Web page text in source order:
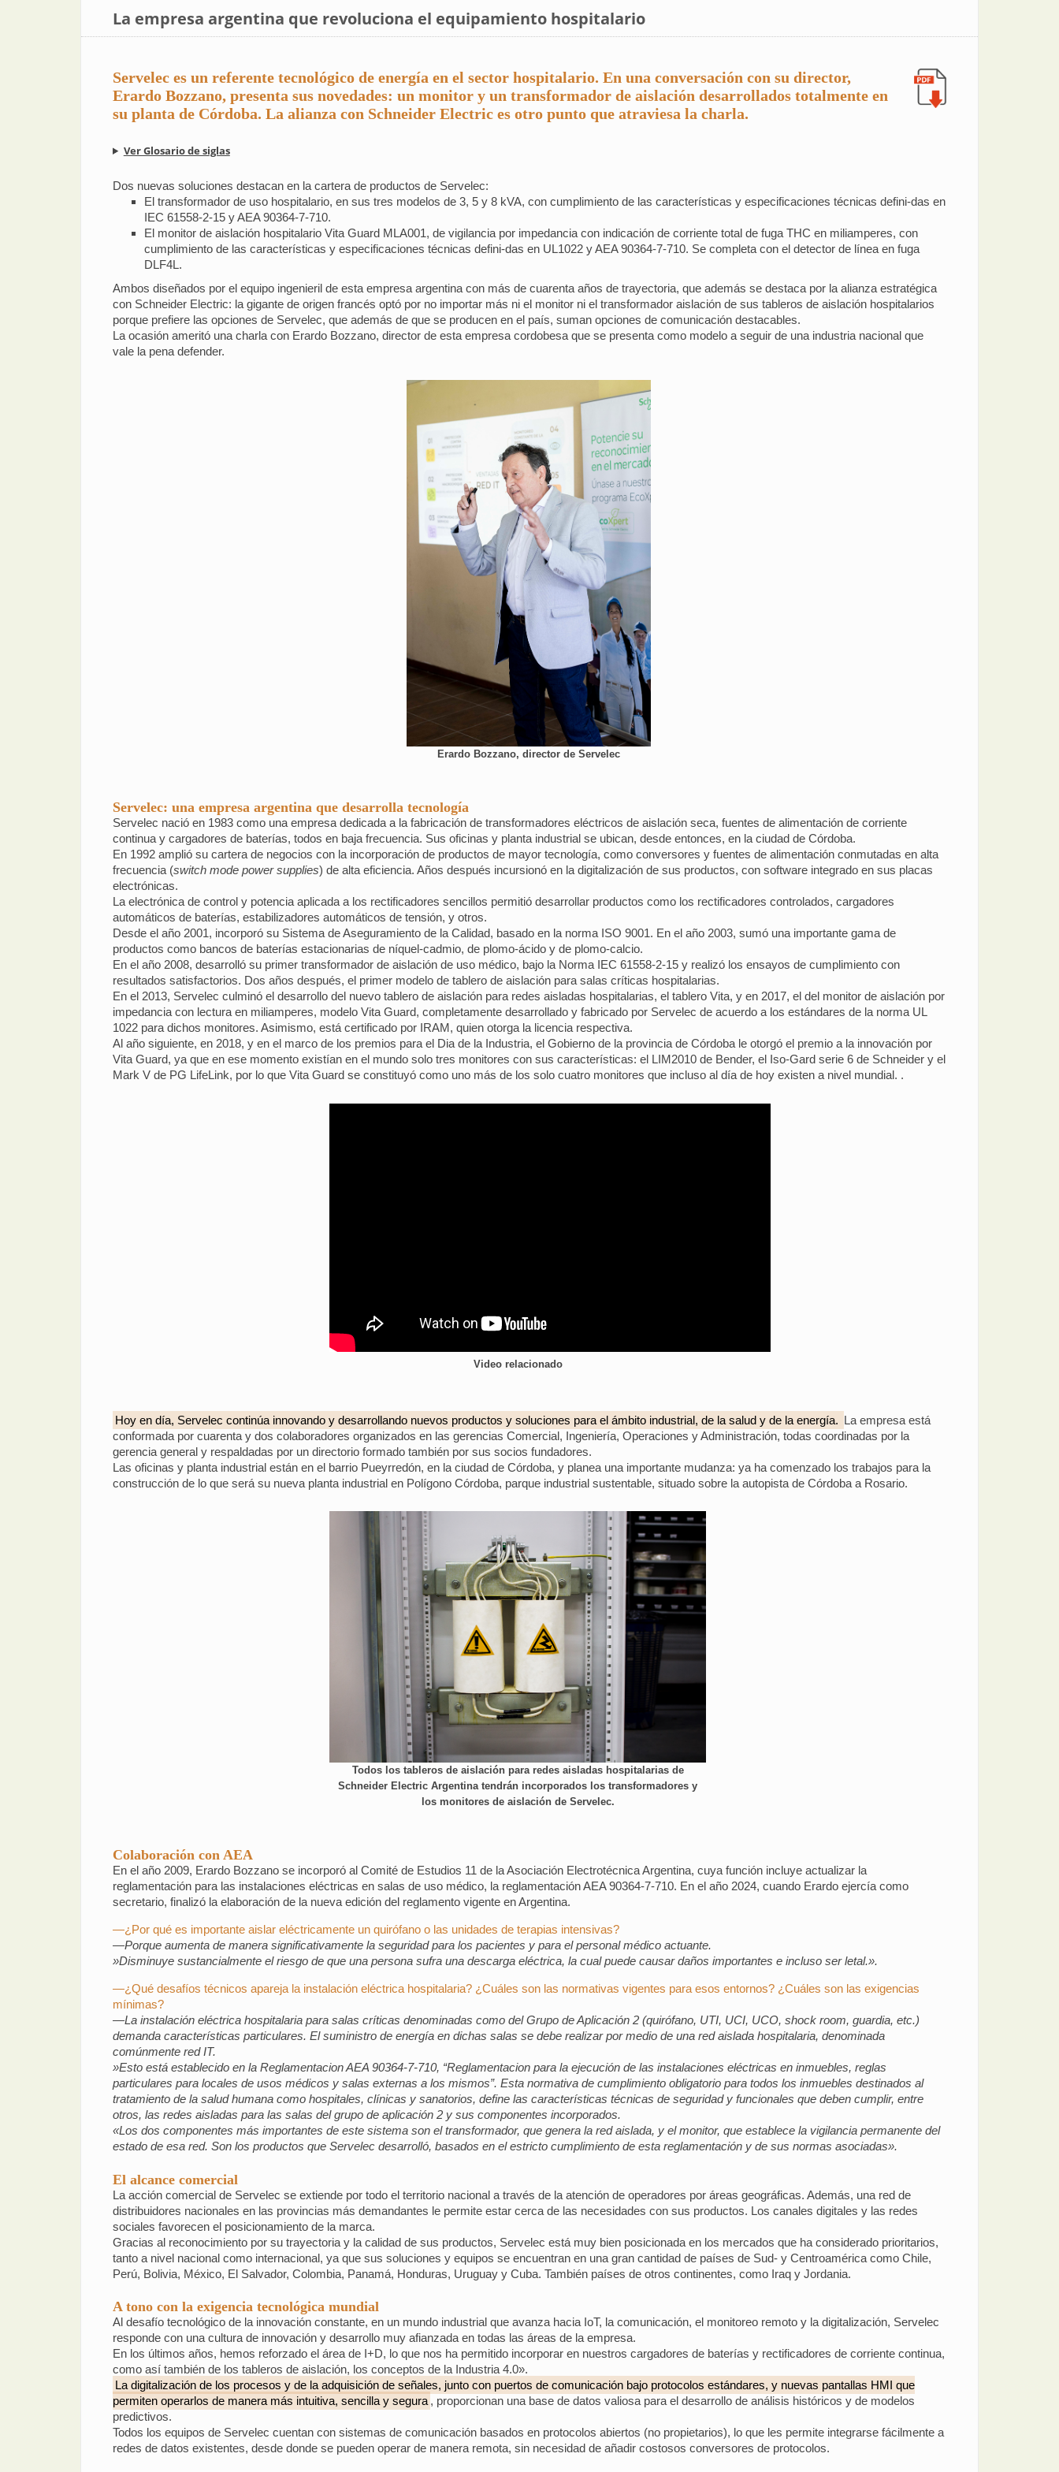
La empresa argentina que revoluciona el equipamiento hospitalario
Servelec es un referente tecnológico de energía en el sector hospitalario. En una conversación con su director,
Erardo Bozzano, presenta sus novedades: un monitor y un transformador de aislación desarrollados totalmente en
su planta de Córdoba. La alianza con Schneider Electric es otro punto que atraviesa la charla.
Ver Glosario de siglas
Dos nuevas soluciones destacan en la cartera de productos de Servelec:
El transformador de uso hospitalario, en sus tres modelos de 3, 5 y 8 kVA, con cumplimiento de las características y especificaciones técnicas defini-das en
IEC 61558-2-15 y AEA 90364-7-710.
El monitor de aislación hospitalario Vita Guard MLA001, de vigilancia por impedancia con indicación de corriente total de fuga THC en miliamperes, con
cumplimiento de las características y especificaciones técnicas defini-das en UL1022 y AEA 90364-7-710. Se completa con el detector de línea en fuga
DLF4L.
Ambos diseñados por el equipo ingenieril de esta empresa argentina con más de cuarenta años de trayectoria, que además se destaca por la alianza estratégica
con Schneider Electric: la gigante de origen francés optó por no importar más ni el monitor ni el transformador aislación de sus tableros de aislación hospitalarios
porque prefiere las opciones de Servelec, que además de que se producen en el país, suman opciones de comunicación destacables.
La ocasión ameritó una charla con Erardo Bozzano, director de esta empresa cordobesa que se presenta como modelo a seguir de una industria nacional que
vale la pena defender.
Erardo Bozzano, director de Servelec
Servelec: una empresa argentina que desarrolla tecnología
Servelec nació en 1983 como una empresa dedicada a la fabricación de transformadores eléctricos de aislación seca, fuentes de alimentación de corriente
continua y cargadores de baterías, todos en baja frecuencia. Sus oficinas y planta industrial se ubican, desde entonces, en la ciudad de Córdoba.
En 1992 amplió su cartera de negocios con la incorporación de productos de mayor tecnología, como conversores y fuentes de alimentación conmutadas en alta
frecuencia (switch mode power supplies) de alta eficiencia. Años después incursionó en la digitalización de sus productos, con software integrado en sus placas
electrónicas.
La electrónica de control y potencia aplicada a los rectificadores sencillos permitió desarrollar productos como los rectificadores controlados, cargadores
automáticos de baterías, estabilizadores automáticos de tensión, y otros.
Desde el año 2001, incorporó su Sistema de Aseguramiento de la Calidad, basado en la norma ISO 9001. En el año 2003, sumó una importante gama de
productos como bancos de baterías estacionarias de níquel-cadmio, de plomo-ácido y de plomo-calcio.
En el año 2008, desarrolló su primer transformador de aislación de uso médico, bajo la Norma IEC 61558-2-15 y realizó los ensayos de cumplimiento con
resultados satisfactorios. Dos años después, el primer modelo de tablero de aislación para salas críticas hospitalarias.
En el 2013, Servelec culminó el desarrollo del nuevo tablero de aislación para redes aisladas hospitalarias, el tablero Vita, y en 2017, el del monitor de aislación por
impedancia con lectura en miliamperes, modelo Vita Guard, completamente desarrollado y fabricado por Servelec de acuerdo a los estándares de la norma UL
1022 para dichos monitores. Asimismo, está certificado por IRAM, quien otorga la licencia respectiva.
Al año siguiente, en 2018, y en el marco de los premios para el Dia de la Industria, el Gobierno de la provincia de Córdoba le otorgó el premio a la innovación por
Vita Guard, ya que en ese momento existían en el mundo solo tres monitores con sus características: el LIM2010 de Bender, el Iso-Gard serie 6 de Schneider y el
Mark V de PG LifeLink, por lo que Vita Guard se constituyó como uno más de los solo cuatro monitores que incluso al día de hoy existen a nivel mundial. .
Video relacionado
Hoy en día, Servelec continúa innovando y desarrollando nuevos productos y soluciones para el ámbito industrial, de la salud y de la energía. La empresa está
conformada por cuarenta y dos colaboradores organizados en las gerencias Comercial, Ingeniería, Operaciones y Administración, todas coordinadas por la
gerencia general y respaldadas por un directorio formado también por sus socios fundadores.
Las oficinas y planta industrial están en el barrio Pueyrredón, en la ciudad de Córdoba, y planea una importante mudanza: ya ha comenzado los trabajos para la
construcción de lo que será su nueva planta industrial en Polígono Córdoba, parque industrial sustentable, situado sobre la autopista de Córdoba a Rosario.
Todos los tableros de aislación para redes aisladas hospitalarias de
Schneider Electric Argentina tendrán incorporados los transformadores y
los monitores de aislación de Servelec.
Colaboración con AEA
En el año 2009, Erardo Bozzano se incorporó al Comité de Estudios 11 de la Asociación Electrotécnica Argentina, cuya función incluye actualizar la
reglamentación para las instalaciones eléctricas en salas de uso médico, la reglamentación AEA 90364-7-710. En el año 2024, cuando Erardo ejercía como
secretario, finalizó la elaboración de la nueva edición del reglamento vigente en Argentina.
—¿Por qué es importante aislar eléctricamente un quirófano o las unidades de terapias intensivas?
—Porque aumenta de manera significativamente la seguridad para los pacientes y para el personal médico actuante.
»Disminuye sustancialmente el riesgo de que una persona sufra una descarga eléctrica, la cual puede causar daños importantes e incluso ser letal.».
—¿Qué desafíos técnicos apareja la instalación eléctrica hospitalaria? ¿Cuáles son las normativas vigentes para esos entornos? ¿Cuáles son las exigencias
mínimas?
—La instalación eléctrica hospitalaria para salas críticas denominadas como del Grupo de Aplicación 2 (quirófano, UTI, UCI, UCO, shock room, guardia, etc.)
demanda características particulares. El suministro de energía en dichas salas se debe realizar por medio de una red aislada hospitalaria, denominada
comúnmente red IT.
»Esto está establecido en la Reglamentacion AEA 90364-7-710, “Reglamentacion para la ejecución de las instalaciones eléctricas en inmuebles, reglas
particulares para locales de usos médicos y salas externas a los mismos”. Esta normativa de cumplimiento obligatorio para todos los inmuebles destinados al
tratamiento de la salud humana como hospitales, clínicas y sanatorios, define las características técnicas de seguridad y funcionales que deben cumplir, entre
otros, las redes aisladas para las salas del grupo de aplicación 2 y sus componentes incorporados.
«Los dos componentes más importantes de este sistema son el transformador, que genera la red aislada, y el monitor, que establece la vigilancia permanente del
estado de esa red. Son los productos que Servelec desarrolló, basados en el estricto cumplimiento de esta reglamentación y de sus normas asociadas».
El alcance comercial
La acción comercial de Servelec se extiende por todo el territorio nacional a través de la atención de operadores por áreas geográficas. Además, una red de
distribuidores nacionales en las provincias más demandantes le permite estar cerca de las necesidades con sus productos. Los canales digitales y las redes
sociales favorecen el posicionamiento de la marca.
Gracias al reconocimiento por su trayectoria y la calidad de sus productos, Servelec está muy bien posicionada en los mercados que ha considerado prioritarios,
tanto a nivel nacional como internacional, ya que sus soluciones y equipos se encuentran en una gran cantidad de países de Sud- y Centroamérica como Chile,
Perú, Bolivia, México, El Salvador, Colombia, Panamá, Honduras, Uruguay y Cuba. También países de otros continentes, como Iraq y Jordania.
A tono con la exigencia tecnológica mundial
Al desafío tecnológico de la innovación constante, en un mundo industrial que avanza hacia IoT, la comunicación, el monitoreo remoto y la digitalización, Servelec
responde con una cultura de innovación y desarrollo muy afianzada en todas las áreas de la empresa.
En los últimos años, hemos reforzado el área de I+D, lo que nos ha permitido incorporar en nuestros cargadores de baterías y rectificadores de corriente continua,
como así también de los tableros de aislación, los conceptos de la Industria 4.0».
La digitalización de los procesos y de la adquisición de señales, junto con puertos de comunicación bajo protocolos estándares, y nuevas pantallas HMI que
permiten operarlos de manera más intuitiva, sencilla y segura , proporcionan una base de datos valiosa para el desarrollo de análisis históricos y de modelos
predictivos.
Todos los equipos de Servelec cuentan con sistemas de comunicación basados en protocolos abiertos (no propietarios), lo que les permite integrarse fácilmente a
redes de datos existentes, desde donde se pueden operar de manera remota, sin necesidad de añadir costosos conversores de protocolos.